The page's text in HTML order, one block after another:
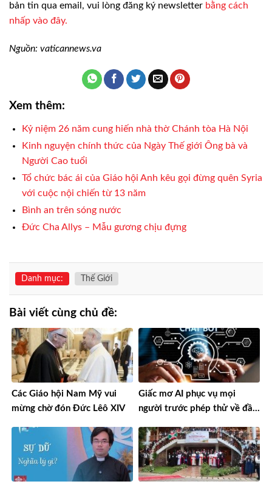
bản tin qua email, vui lòng đăng ký newsletter bằng cách
nhấp vào đây.
Nguồn: vaticannews.va
Xem thêm:
Kỷ niệm 26 năm cung hiến nhà thờ Chánh tòa Hà Nội
Kinh nguyện chính thức của Ngày Thế giới Ông bà và
Người Cao tuổi
Tổ chức bác ái của Giáo hội Anh kêu gọi đừng quên Syria
với cuộc nội chiến từ 13 năm
Bình an trên sóng nước
Đức Cha Allys – Mẫu gương chịu đựng
Danh mục: Thế Giới
Bài viết cùng chủ đề:
Các Giáo hội Nam Mỹ vui
mừng chờ đón Đức Lêô XIV
Giấc mơ AI phục vụ mọi
người trước phép thử về đầu